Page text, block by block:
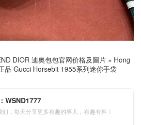
DIOR 迪奥包包官网价格及圖片 » Hong
品 Gucci Horsebit 1955系列迷你手袋
WSND1777
们，每天分享更多有趣的事儿，有趣有料！